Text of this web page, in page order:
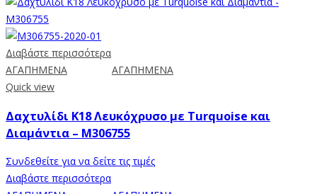
Διαβάστε περισσότερα
ΑΓΑΠΗΜΕΝΑ
ΑΓΑΠΗΜΕΝΑ
Quick view
Δαχτυλίδι Κ18 Λευκόχρυσο με Turquoise και
Διαμάντια – M306755
Συνδεθείτε για να δείτε τις τιμές
Διαβάστε περισσότερα